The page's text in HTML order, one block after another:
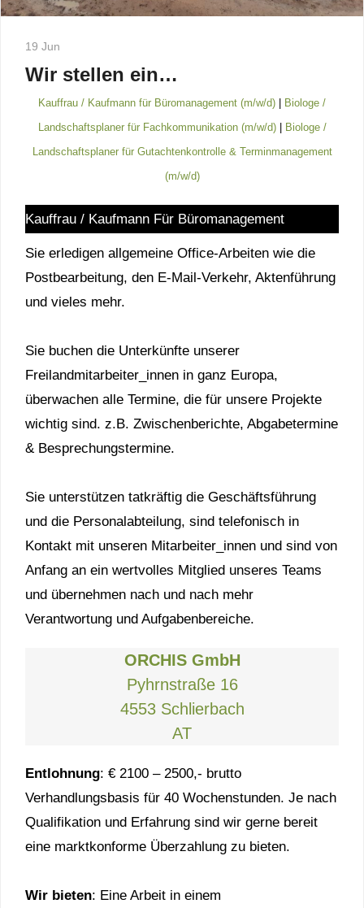
19 Jun
Wir stellen ein…
Kauffrau / Kaufmann für Büromanagement (m/w/d) | Biologe /
Landschaftsplaner für Fachkommunikation (m/w/d)| Biologe /
Landschaftsplaner für Gutachtenkontrolle & Terminmanagement
(m/w/d)
Kauffrau / Kaufmann Für Büromanagement
Sie erledigen allgemeine Office-Arbeiten wie die
Postbearbeitung, den E-Mail-Verkehr, Aktenführung
und vieles mehr.
Sie buchen die Unterkünfte unserer
Freilandmitarbeiter_innen in ganz Europa,
überwachen alle Termine, die für unsere Projekte
wichtig sind. z.B. Zwischenberichte, Abgabetermine
& Besprechungstermine.
Sie unterstützen tatkräftig die Geschäftsführung
und die Personalabteilung, sind telefonisch in
Kontakt mit unseren Mitarbeiter_innen und sind von
Anfang an ein wertvolles Mitglied unseres Teams
und übernehmen nach und nach mehr
Verantwortung und Aufgabenbereiche.
ORCHIS GmbH
Pyhrnstraße 16
4553 Schlierbach
AT
Entlohnung: € 2100 – 2500,- brutto
Verhandlungsbasis für 40 Wochenstunden. Je nach
Qualifikation und Erfahrung sind wir gerne bereit
eine marktkonforme Überzahlung zu bieten.
Wir bieten: Eine Arbeit in einem